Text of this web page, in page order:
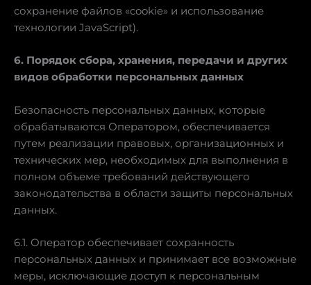
сохранение файлов «cookie» и использование
технологии JavaScript).
6. Порядок сбора, хранения, передачи и других
видов обработки персональных данных
Безопасность персональных данных, которые
обрабатываются Оператором, обеспечивается
путем реализации правовых, организационных и
технических мер, необходимых для выполнения в
полном объеме требований действующего
законодательства в области защиты персональных
данных.
6.1. Оператор обеспечивает сохранность
персональных данных и принимает все возможные
меры, исключающие доступ к персональным